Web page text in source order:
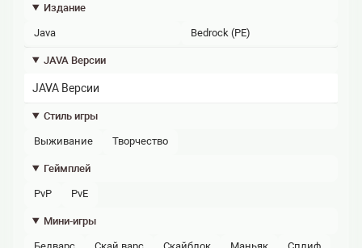
Издание
Java Bedrock (PE)
JAVA Версии
JAVA Версии
Стиль игры
выживание творчество
Геймплей
PvP PvE
Мини-игры